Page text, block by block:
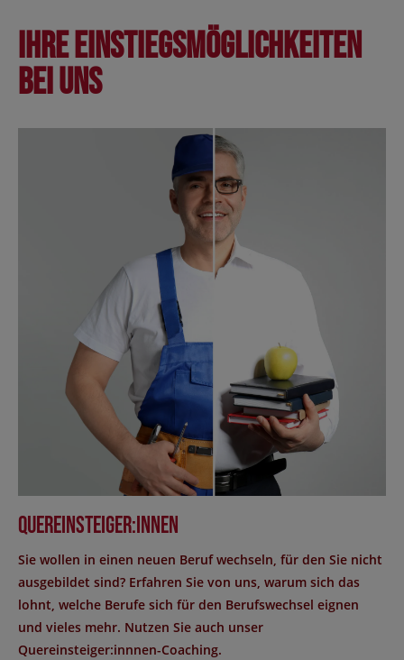
Ihre Einstiegsmöglichkeiten
bei uns
Quereinsteiger:innen
Sie wollen in einen neuen Beruf wechseln, für den Sie nicht
ausgebildet sind? Erfahren Sie von uns, warum sich das
lohnt, welche Berufe sich für den Berufswechsel eignen
und vieles mehr. Nutzen Sie auch unser
Quereinsteiger:innnen-Coaching.